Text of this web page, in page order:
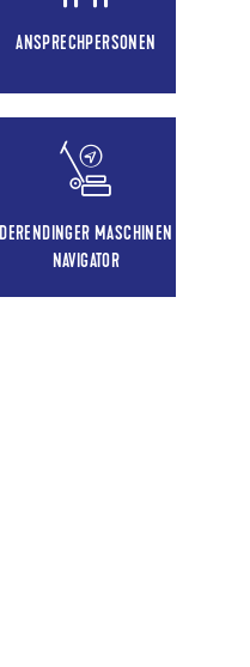
ANSPRECHPERSONEN
DERENDINGER MASCHINEN
NAVIGATOR